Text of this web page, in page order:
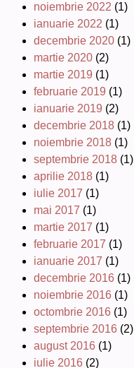
noiembrie 2022 (1)
ianuarie 2022 (1)
decembrie 2020 (1)
martie 2020 (2)
martie 2019 (1)
februarie 2019 (1)
ianuarie 2019 (2)
decembrie 2018 (1)
noiembrie 2018 (1)
septembrie 2018 (1)
aprilie 2018 (1)
iulie 2017 (1)
mai 2017 (1)
martie 2017 (1)
februarie 2017 (1)
ianuarie 2017 (1)
decembrie 2016 (1)
noiembrie 2016 (1)
octombrie 2016 (1)
septembrie 2016 (2)
august 2016 (1)
iulie 2016 (2)